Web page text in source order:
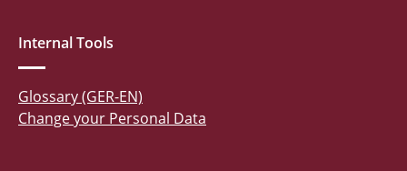
Internal Tools
Glossary (GER-EN)
Change your Personal Data